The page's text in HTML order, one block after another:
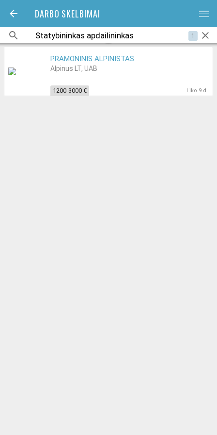
DARBO SKELBIMAI bars
1
PRAMONINIS ALPINISTAS
Alpinus LT, UAB
1200-3000 € Liko 9 d.